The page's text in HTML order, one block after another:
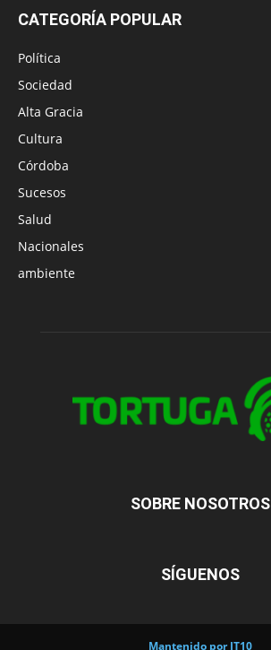
CATEGORÍA POPULAR
Política
Sociedad
Alta Gracia
Cultura
Córdoba
Sucesos
Salud
Nacionales
ambiente
SOBRE NOSOTROS
SÍGUENOS
Mantenido por IT10